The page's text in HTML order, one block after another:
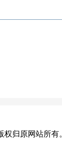
归原网站所有。